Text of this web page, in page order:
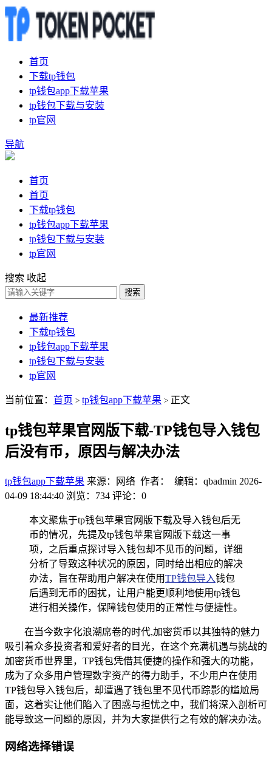
首页
下载tp钱包
tp钱包app下载苹果
tp钱包下载与安装
tp官网
导航
首页
首页
下载tp钱包
tp钱包app下载苹果
tp钱包下载与安装
tp官网
搜索 收起
搜索
最新推荐
下载tp钱包
tp钱包app下载苹果
tp钱包下载与安装
tp官网
当前位置： 首页 > tp钱包app下载苹果 > 正文
tp钱包苹果官网版下载-TP钱包导入钱包
后没有币，原因与解决办法
tp钱包app下载苹果 来源：网络 作者： 编辑：qbadmin 2026-
04-09 18:44:40 浏览：734 评论：0
本文聚焦于tp钱包苹果官网版下载及导入钱包后无
币的情况，先提及tp钱包苹果官网版下载这一事
项，之后重点探讨导入钱包却不见币的问题，详细
分析了导致这种状况的原因，同时给出相应的解决
办法，旨在帮助用户解决在使用TP钱包导入钱包
后遇到无币的困扰，让用户能更顺利地使用tp钱包
进行相关操作，保障钱包使用的正常性与便捷性。
在当今数字化浪潮席卷的时代,加密货币以其独特的魅力
吸引着众多投资者和爱好者的目光，在这个充满机遇与挑战的
加密货币世界里，TP钱包凭借其便捷的操作和强大的功能，
成为了众多用户管理数字资产的得力助手，不少用户在使用
TP钱包导入钱包后，却遭遇了钱包里不见代币踪影的尴尬局
面，这着实让他们陷入了困惑与担忧之中，我们将深入剖析可
能导致这一问题的原因，并为大家提供行之有效的解决办法。
网络选择错误